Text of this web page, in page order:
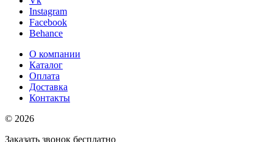
Instagram
Facebook
Behance
О компании
Каталог
Оплата
Доставка
Контакты
© 2026
Заказать звонок бесплатно